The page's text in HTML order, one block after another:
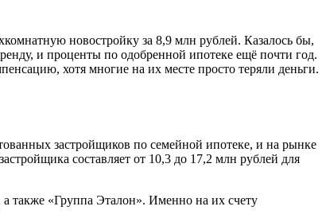
новостройку за 8,9 млн рублей. Казалось бы,
и проценты по одобренной ипотеке ещё почти год.
хотя многие на их месте просто теряли деньги.
застройщиков по семейной ипотеке, и на рынке
составляет от 10,3 до 17,2 млн рублей для
«Группа Эталон». Именно на их счету